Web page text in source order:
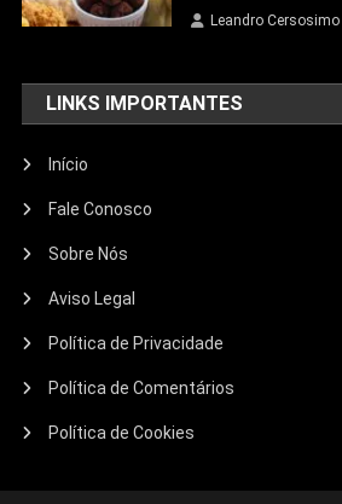
Leandro Cersosimo
LINKS IMPORTANTES
Início
Fale Conosco
Sobre Nós
Aviso Legal
Política de Privacidade
Política de Comentários
Política de Cookies